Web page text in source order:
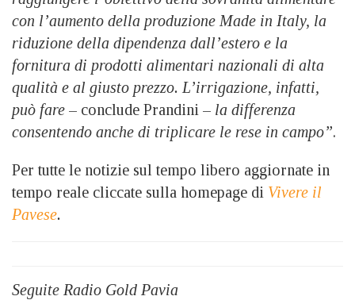
con l’aumento della produzione Made in Italy, la
riduzione della dipendenza dall’estero e la
fornitura di prodotti alimentari nazionali di alta
qualità e al giusto prezzo. L’irrigazione, infatti,
può fare – conclude Prandini – la differenza
consentendo anche di triplicare le rese in campo”.
Per tutte le notizie sul tempo libero aggiornate in
tempo reale cliccate sulla homepage di Vivere il
Pavese.
Seguite Radio Gold Pavia